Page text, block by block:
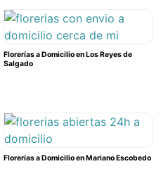
Florerías a Domicilio en Los Reyes de
Salgado
Florerías a Domicilio en Mariano Escobedo